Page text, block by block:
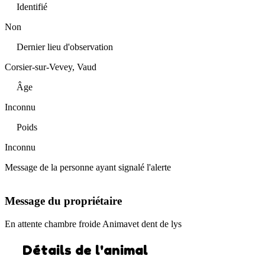
Identifié
Non
Dernier lieu d'observation
Corsier-sur-Vevey, Vaud
Âge
Inconnu
Poids
Inconnu
Message de la personne ayant signalé l'alerte
Message du propriétaire
En attente chambre froide Animavet dent de lys
Détails de l'animal